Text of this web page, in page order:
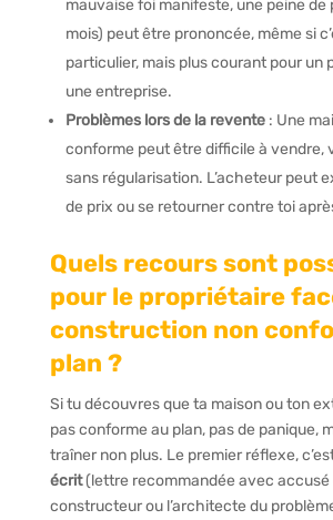
mauvaise foi manifeste, une peine de
mois) peut être prononcée, même si
particulier, mais plus courant pour un
une entreprise.
Problèmes lors de la revente: Une
conforme peut être difficile à vendre,
sans régularisation. L’acheteur peut
de prix ou se retourner contre toi
Quels recours sont
pour le propriétaire
construction non
plan ?
Si tu découvres que ta maison ou ton
pas conforme au plan, pas de panique,
traîner non plus. Le premier réflexe,
écrit(lettre recommandée avec accusé
constructeur ou l’architecte du